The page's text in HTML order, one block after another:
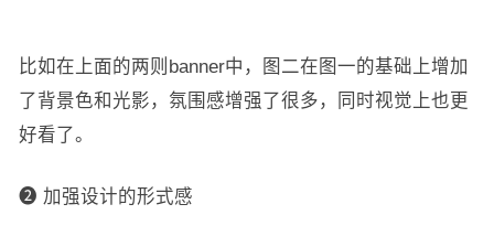
比如在上面的两则banner中，图二在图一的基础上增加
了背景色和光影，氛围感增强了很多，同时视觉上也更
好看了。
❷ 加强设计的形式感